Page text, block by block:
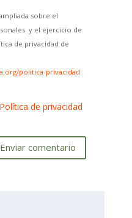
sobre el
y el ejercicio de
de privacidad de
politica-privacidad
Política de privacidad
Enviar comentario